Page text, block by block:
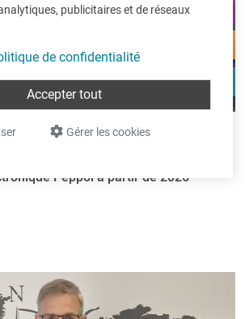
publicitaires et de réseaux
de confidentialité
Gérer les cookies
Accepter tout
Classen
de dernière minute sur l'obligation
Peppol à partir de 2026